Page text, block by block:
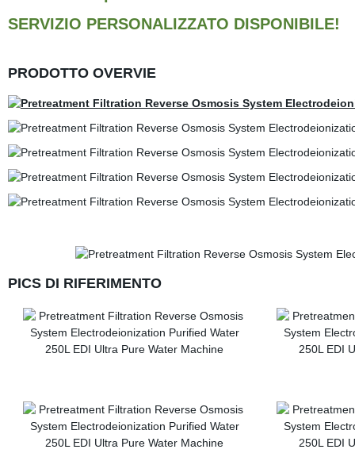
SERVIZIO PERSONALIZZATO DISPONIBILE!
PRODOTTO OVERVIE
PICS DI RIFERIMENTO